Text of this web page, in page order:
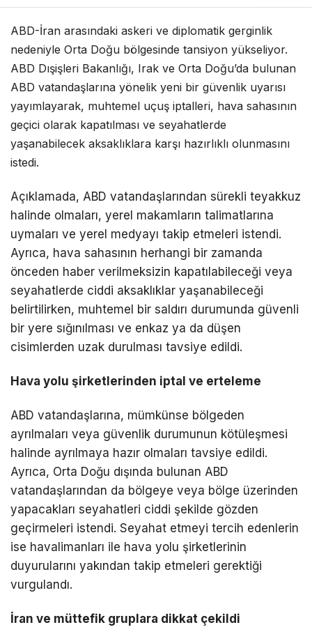
ABD-İran arasındaki askeri ve diplomatik gerginlik
nedeniyle Orta Doğu bölgesinde tansiyon yükseliyor.
ABD Dışişleri Bakanlığı, Irak ve Orta Doğu’da bulunan
ABD vatandaşlarına yönelik yeni bir güvenlik uyarısı
yayımlayarak, muhtemel uçuş iptalleri, hava sahasının
geçici olarak kapatılması ve seyahatlerde
yaşanabilecek aksaklıklara karşı hazırlıklı olunmasını
istedi.
Açıklamada, ABD vatandaşlarından sürekli teyakkuz
halinde olmaları, yerel makamların talimatlarına
uymaları ve yerel medyayı takip etmeleri istendi.
Ayrıca, hava sahasının herhangi bir zamanda
önceden haber verilmeksizin kapatılabileceği veya
seyahatlerde ciddi aksaklıklar yaşanabileceği
belirtilirken, muhtemel bir saldırı durumunda güvenli
bir yere sığınılması ve enkaz ya da düşen
cisimlerden uzak durulması tavsiye edildi.
Hava yolu şirketlerinden iptal ve erteleme
ABD vatandaşlarına, mümkünse bölgeden
ayrılmaları veya güvenlik durumunun kötüleşmesi
halinde ayrılmaya hazır olmaları tavsiye edildi.
Ayrıca, Orta Doğu dışında bulunan ABD
vatandaşlarından da bölgeye veya bölge üzerinden
yapacakları seyahatleri ciddi şekilde gözden
geçirmeleri istendi. Seyahat etmeyi tercih edenlerin
ise havalimanları ile hava yolu şirketlerinin
duyurularını yakından takip etmeleri gerektiği
vurgulandı.
İran ve müttefik gruplara dikkat çekildi